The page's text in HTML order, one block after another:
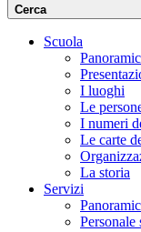
Cerca
Scuola
I luoghi
Le
I numeri
Le carte
La storia
Servizi
Personale